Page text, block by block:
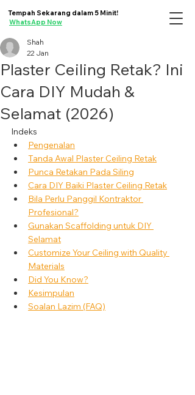
Tempah Sekarang dalam 5 Minit!
WhatsApp Now
Plaster Ceiling Retak? Ini
Cara DIY Mudah &
Selamat (2026)
Shah
22 Jan
Indeks
Pengenalan
Tanda Awal Plaster Ceiling Retak
Punca Retakan Pada Siling
Cara DIY Baiki Plaster Ceiling Retak
Bila Perlu Panggil Kontraktor
Profesional?
Gunakan Scaffolding untuk DIY
Selamat
Customize Your Ceiling with Quality
Materials
Did You Know?
Kesimpulan
Soalan Lazim (FAQ)